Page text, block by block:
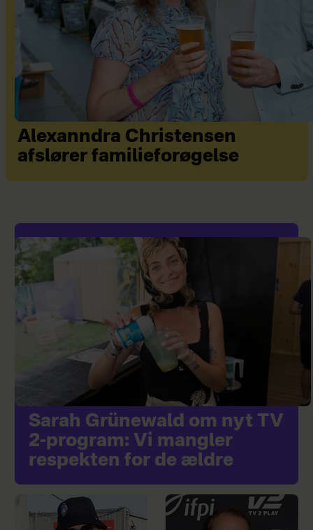
Alexanndra Christensen
afslører familieforøgelse
Sarah Grünewald om nyt TV
2-program: Vi mangler
respekten for de ældre